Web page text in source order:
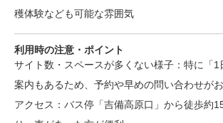
穫体験なども可能な雰囲気
利用時の注意・ポイント
サイト数・スペースが多くない様子：特に「1
案内もあるため、予約や早めの問い合わせが
アクセス：バス停「吉備高原口」から徒歩約